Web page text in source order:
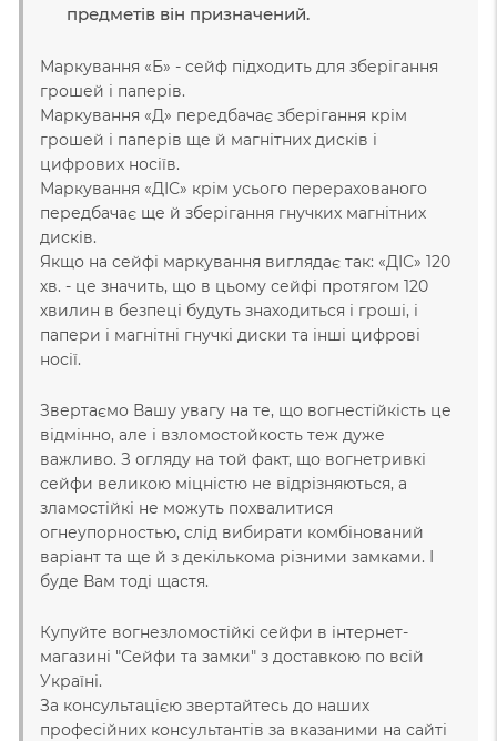
предметів він призначений.
Маркування «Б» - сейф підходить для зберігання
грошей і паперів.
Маркування «Д» передбачає зберігання крім
грошей і паперів ще й магнітних дисків і
цифрових носіїв.
Маркування «ДІС» крім усього перерахованого
передбачає ще й зберігання гнучких магнітних
дисків.
Якщо на сейфі маркування виглядає так: «ДІС» 120
хв. - це значить, що в цьому сейфі протягом 120
хвилин в безпеці будуть знаходиться і гроші, і
папери і магнітні гнучкі диски та інші цифрові
носії.
Звертаємо Вашу увагу на те, що вогнестійкість це
відмінно, але і взломостойкость теж дуже
важливо. З огляду на той факт, що вогнетривкі
сейфи великою міцністю не відрізняються, а
зламостійкі не можуть похвалитися
огнеупорностью, слід вибирати комбінований
варіант та ще й з декількома різними замками. І
буде Вам тоді щастя.
Купуйте вогнезломостійкі сейфи в інтернет-
магазині "Сейфи та замки" з доставкою по всій
Україні.
За консультацією звертайтесь до наших
професійних консультантів за вказаними на сайті